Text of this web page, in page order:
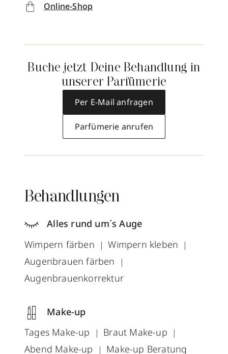
Online-Shop
Buche jetzt Deine Behandlung in
unserer Parfümerie
Per E-Mail anfragen
Parfümerie anrufen
Behandlungen
Alles rund um´s Auge
Wimpern färben
Wimpern kleben
Augenbrauen färben
Augenbrauenkorrektur
Make-up
Tages Make-up
Braut Make-up
Abend Make-up
Make-up Beratung